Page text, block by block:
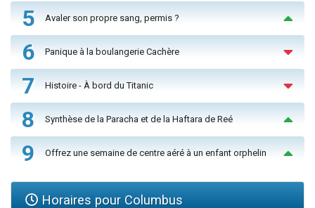
5 Avaler son propre sang, permis ?
6 Panique à la boulangerie Cachère
7 Histoire - À bord du Titanic
8 Synthèse de la Paracha et de la Haftara de Reé
9 Offrez une semaine de centre aéré à un enfant orphelin
Horaires pour Columbus